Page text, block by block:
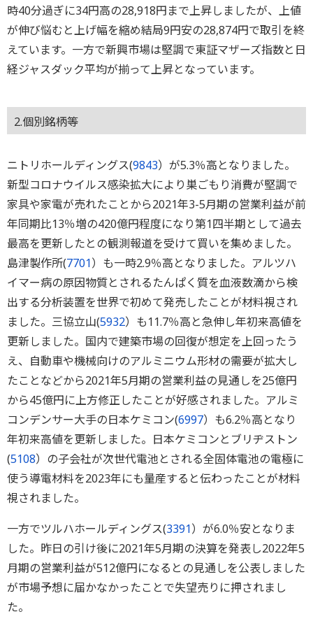
時40分過ぎに34円高の28,918円まで上昇しましたが、上値
が伸び悩むと上げ幅を縮め結局9円安の28,874円で取引を終
えています。一方で新興市場は堅調で東証マザーズ指数と日
経ジャスダック平均が揃って上昇となっています。
2.個別銘柄等
ニトリホールディングス(9843）が5.3％高となりました。
新型コロナウイルス感染拡大により巣ごもり消費が堅調で
家具や家電が売れたことから2021年3-5月期の営業利益が前
年同期比13％増の420億円程度になり第1四半期として過去
最高を更新したとの観測報道を受けて買いを集めました。
島津製作所(7701）も一時2.9％高となりました。アルツハ
イマー病の原因物質とされるたんぱく質を血液数滴から検
出する分析装置を世界で初めて発売したことが材料視され
ました。三協立山(5932）も11.7％高と急伸し年初来高値を
更新しました。国内で建築市場の回復が想定を上回ったう
え、自動車や機械向けのアルミニウム形材の需要が拡大し
たことなどから2021年5月期の営業利益の見通しを25億円
から45億円に上方修正したことが好感されました。アルミ
コンデンサー大手の日本ケミコン(6997）も6.2％高となり
年初来高値を更新しました。日本ケミコンとブリヂストン
(5108）の子会社が次世代電池とされる全固体電池の電極に
使う導電材料を2023年にも量産すると伝わったことが材料
視されました。
一方でツルハホールディングス(3391）が6.0％安となりま
した。昨日の引け後に2021年5月期の決算を発表し2022年5
月期の営業利益が512億円になるとの見通しを公表しました
が市場予想に届かなかったことで失望売りに押されまし
た。